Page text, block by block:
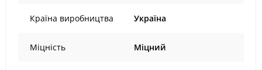
Країна виробництва Україна
Міцність Міцний